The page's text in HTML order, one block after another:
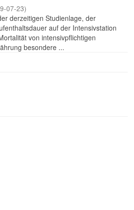
07-23)
derzeitigen Studienlage, der
auf der Intensivstation
von intensivpflichtigen
besondere ...